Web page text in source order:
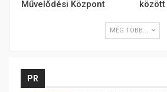
Művelődési Központ
között
MÉG TÖBB...
PR